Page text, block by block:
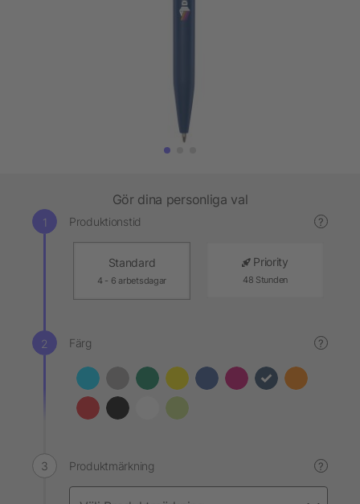
Gör dina personliga val
Produktionstid ?
Standard
4 - 6 arbetsdagar
Priority
48 Stunden
Färg ?
Produktmärkning ?